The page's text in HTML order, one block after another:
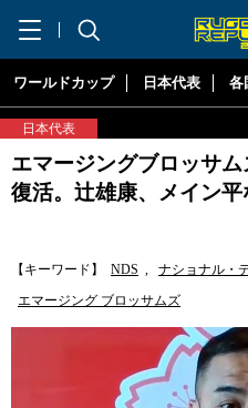
ワールドカップ 日本代表 各
日本代表
エマージングブロッサ
復活。辻雄康、メイン平
【キーワード】 NDS , ナショナル・
エマージング ブロッサムズ